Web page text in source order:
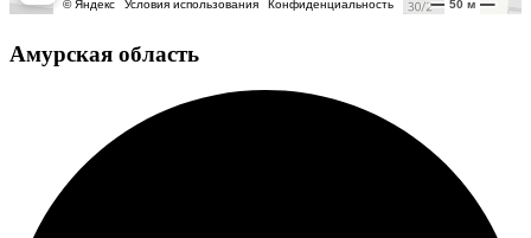
Амурская область